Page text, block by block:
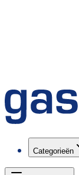
Categorieën